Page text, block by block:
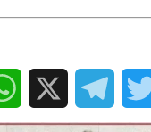
WhatsApp
X